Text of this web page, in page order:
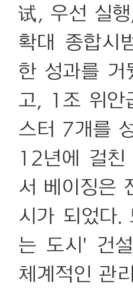
试, 우선 실
확대 종합시
한 성과를 거
고, 1조 위안
스터 7개를
12년에 걸친
서 베이징은
시가 되었다.
는 도시' 건
체계적인 관